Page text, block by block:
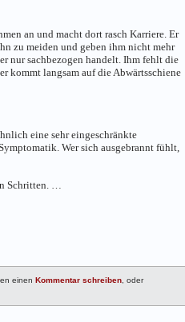
an und macht dort rasch Karriere. Er
zu meiden und geben ihm nicht mehr
nur sachbezogen handelt. Ihm fehlt die
kommt langsam auf die Abwärtsschiene
eine sehr eingeschränkte
Wer sich ausgebrannt fühlt,
Schritten. …
einen Kommentar schreiben , oder